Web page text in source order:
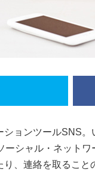
ションツールSNS
ーシャル・ネットワ
り、連絡を取るこ